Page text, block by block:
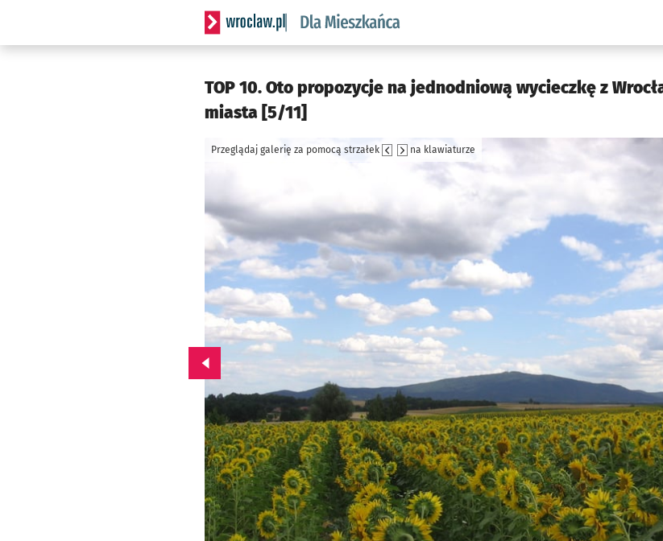
Serwis informacyjny wroclaw.pl podserwis: Dla mieszkańca
TOP 10. Oto propozycje na jednodniową wycieczkę z
miasta [5/11]
Przeglądaj galerię za pomocą strzałek na klawiaturze
Przejdź do poprzedniego zdjęcia.